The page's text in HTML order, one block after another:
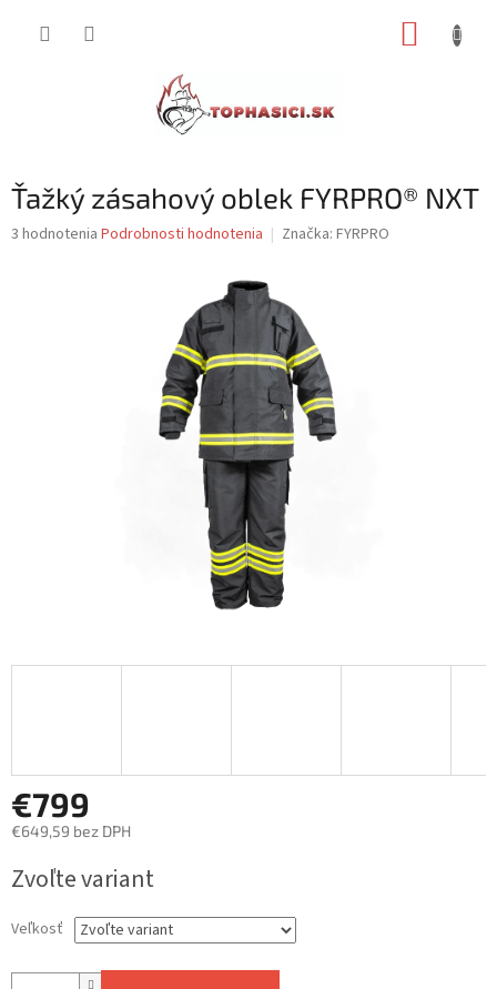
Ťažký zásahový oblek FYRPRO® NXT
Priemerné
3 hodnotenia Podrobnosti hodnotenia Značka: FYRPRO
€799
€649,59 bez DPH
cena:
Zvoľte variant
Veľkosť